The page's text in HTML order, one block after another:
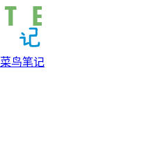
菜鸟笔记